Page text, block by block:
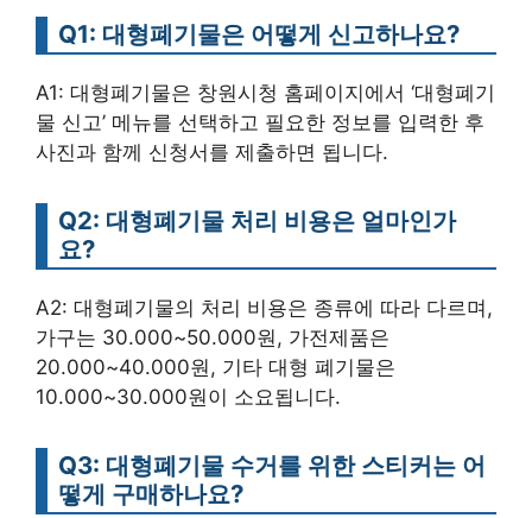
Q1: 대형폐기물은 어떻게 신고하나요?
A1: 대형폐기물은 창원시청 홈페이지에서 ‘대형폐기
물 신고’ 메뉴를 선택하고 필요한 정보를 입력한 후
사진과 함께 신청서를 제출하면 됩니다.
Q2: 대형폐기물 처리 비용은 얼마인가
요?
A2: 대형폐기물의 처리 비용은 종류에 따라 다르며,
가구는 30.000~50.000원, 가전제품은
20.000~40.000원, 기타 대형 폐기물은
10.000~30.000원이 소요됩니다.
Q3: 대형폐기물 수거를 위한 스티커는 어
떻게 구매하나요?